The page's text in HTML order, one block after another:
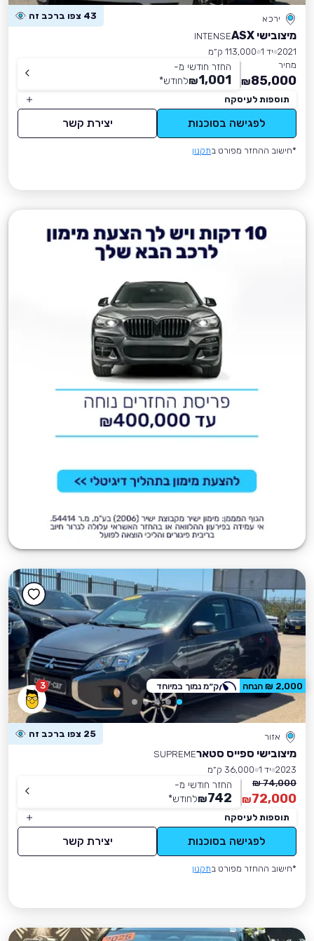
ירכא 43 צפו ברכב זה
מיצובישי ASX
INTENSE
2021 יד 1
113,000 ק״מ
מחיר
85,000
₪
החזר חודשי מ-
1,001
₪לחודש*
תוספות לעיסקה
לפגישה בסוכנות יצירת קשר
*חישוב ההחזר מפורט בתקנון
3
אזור 25 צפו ברכב זה
מיצובישי ספייס סטארSUPREME
2023 יד 1
36,000 ק״מ
74,000 ₪
72,000
₪
החזר חודשי מ-
742
₪לחודש*
תוספות לעיסקה
לפגישה בסוכנות יצירת קשר
*חישוב ההחזר מפורט בתקנון
2,000 ₪ הנחה ק״מ נמוך במיוחד